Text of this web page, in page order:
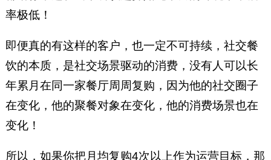
率极低！
即便真的有这样的客户，也一定不可持续，社交餐
饮的本质，是社交场景驱动的消费，没有人可以长
年累月在同一家餐厅周周复购，因为他的社交圈子
在变化，他的聚餐对象在变化，他的消费场景也在
变化！
所以，如果你把月均复购4次以上作为运营目标，那